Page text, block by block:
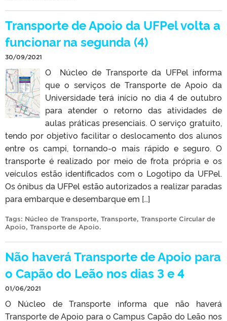
Transporte de Apoio da UFPel volta a
funcionar na segunda (4)
30/09/2021
O Núcleo de Transporte da UFPel informa
que o serviços de Transporte de Apoio da
Universidade terá início no dia 4 de outubro
para atender o retorno das atividades de
aulas práticas presenciais. O serviço gratuito,
tendo por objetivo facilitar o deslocamento dos alunos
entre os campi, tornando-o mais rápido e seguro. O
transporte é realizado por meio de frota própria e os
veículos estão identificados com o Logotipo da UFPel.
Os ônibus da UFPel estão autorizados a realizar paradas
para embarque e desembarque em […]
Tags: Núcleo de Transporte, Transporte, Transporte Circular de
Apoio, Transporte de Apoio.
Não haverá Transporte de Apoio para
o Capão do Leão nos dias 3 e 4
01/06/2021
O Núcleo de Transporte informa que não haverá
Transporte de Apoio para o Campus Capão do Leão nos